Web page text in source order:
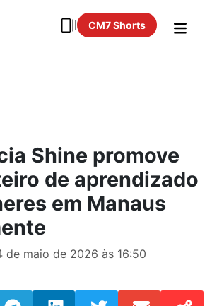
CM7 Shorts
Shine promove
de aprendizado
em Manaus
de maio de 2026 às 16:50